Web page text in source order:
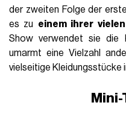
der zweiten Folge der
es zu einem ihrer
Show verwendet sie die
umarmt eine Vielzahl
vielseitige Kleidungsstücke